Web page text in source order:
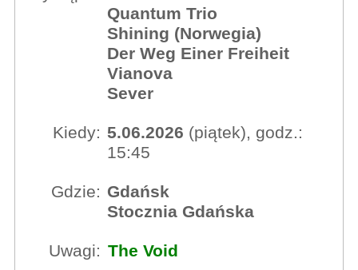
Quantum Trio
Shining (Norwegia)
Der Weg Einer Freiheit
Vianova
Sever
Kiedy: 5.06.2026 (piątek), godz.:
15:45
Gdzie: Gdańsk
Stocznia Gdańska
Uwagi: The Void